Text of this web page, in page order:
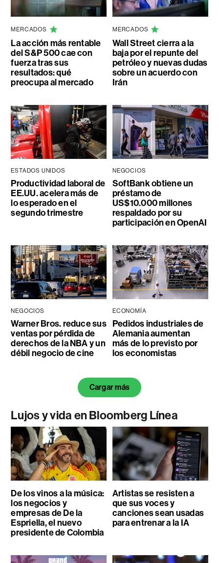
MERCADOS
La acción más rentable
del S&P 500 cae con
fuerza tras sus
resultados: qué
preocupa al mercado
MERCADOS
Wall Street cierra a la
baja por el repunte del
petróleo y nuevas dudas
sobre un acuerdo con
Irán
ESTADOS UNIDOS
Productividad laboral de
EE.UU. acelera más de
lo esperado en el
segundo trimestre
NEGOCIOS
SoftBank obtiene un
préstamo de
US$10.000 millones
respaldado por su
participación en OpenAI
NEGOCIOS
Warner Bros. reduce sus
ventas por pérdida de
derechos de la NBA y un
débil negocio de cine
ECONOMÍA
Pedidos industriales de
Alemania aumentan
más de lo previsto por
los economistas
Cargar más
Lujos y vida en Bloomberg Línea
De los vinos a la música:
los negocios y
empresas de De la
Espriella, el nuevo
presidente de Colombia
Artistas se resisten a
que sus voces y
canciones sean usadas
para entrenar a la IA